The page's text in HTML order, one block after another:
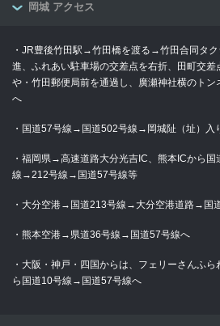
岡城 アクセス
・JR豊後竹田駅→竹田橋を渡る→竹田合同タ
進、ふれあい駐車場の交差点を右折、田町交差
や・竹田郵便局前を通過し、廣瀬神社横のト
へ
・国道57号線→国道502号線→岡城阯（址）入
・福岡県→高速道路大分光吉IC、熊本ICから
線→212号線→国道57号線等
・大分空港→国道213号線→大分空港道路→国
・熊本空港→県道36号線→国道57号線へ
・大阪・神戸・四国からは、フェリーさんふ
ら国道10号線→国道57号線へ